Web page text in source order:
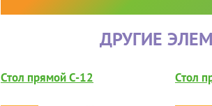
ДРУГИЕ
Стол прямой C-12 Стол